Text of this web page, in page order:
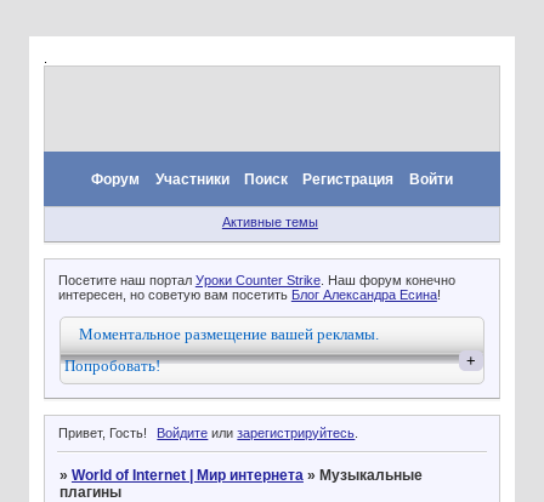
Форум Участники Поиск Регистрация Войти
Активные темы
Посетите наш портал Уроки Counter Strike. Наш форум конечно
интересен, но советую вам посетить Блог Александра Есина!
Моментальное размещение вашей рекламы.
Попробовать!
+
Привет, Гость! Войдите илизарегистрируйтесь.
» World of Internet | Мир интернета » Музыкальные
плагины